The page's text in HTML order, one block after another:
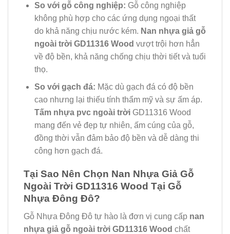
So với gỗ công nghiệp: Gỗ công nghiệp
không phù hợp cho các ứng dụng ngoại thất
do khả năng chịu nước kém. Nan nhựa giả gỗ
ngoài trời GD11316 Wood vượt trội hơn hẳn
về độ bền, khả năng chống chịu thời tiết và tuổi
thọ.
So với gạch đá: Mặc dù gạch đá có độ bền
cao nhưng lại thiếu tính thẩm mỹ và sự ấm áp.
Tấm nhựa pvc ngoài trờiGD11316 Wood
mang đến vẻ đẹp tự nhiên, ấm cúng của gỗ,
đồng thời vẫn đảm bảo độ bền và dễ dàng thi
công hơn gạch đá.
Tại Sao Nên Chọn Nan Nhựa Giả Gỗ
Ngoài Trời GD11316 Wood Tại Gỗ
Nhựa Đông Đô?
Gỗ Nhựa Đông Đô tự hào là đơn vị cung cấp nan
nhựa giả gỗ ngoài trời GD11316 Wood chất